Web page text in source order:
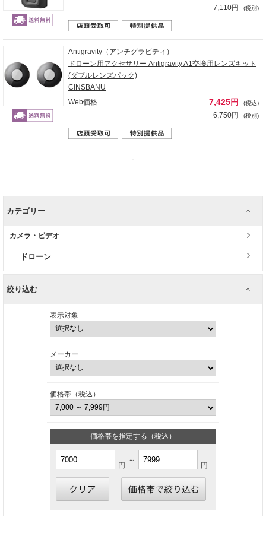
7,110円 (税別)
Antigravity（アンチグラビティ）
ドローン用アクセサリー Antigravity A1交換用レンズキット
(ダブルレンズパック)
CINSBANU
Web価格
7,425円 (税込)
6,750円 (税別)
カテゴリー
カメラ・ビデオ
ドローン
絞り込む
表示対象
メーカー
価格帯（税込）
価格帯を指定する（税込）
円
～
円